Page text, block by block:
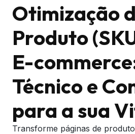
Otimização
Produto
E-
Técnico e
para a sua
Transforme páginas de